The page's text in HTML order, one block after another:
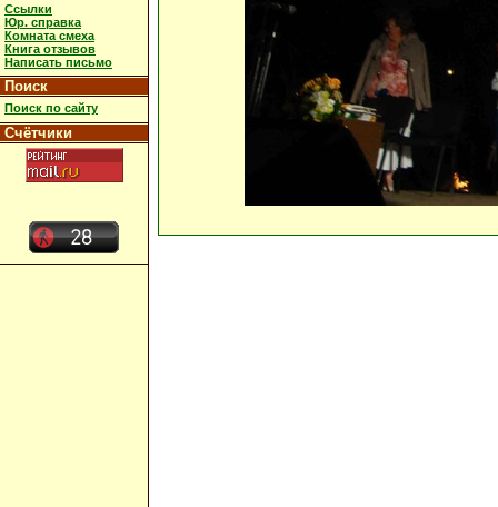
Ссылки
Юр. справка
Комната смеха
Книга отзывов
Написать письмо
Поиск
Поиск по сайту
Счётчики